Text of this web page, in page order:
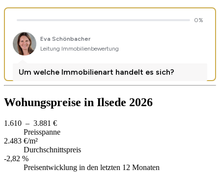
Wohungspreise in Ilsede 2026
1.610 – 3.881 €
Preisspanne
2.483 €/m²
Durchschnittspreis
-2,82 %
Preisentwicklung in den letzten 12 Monaten